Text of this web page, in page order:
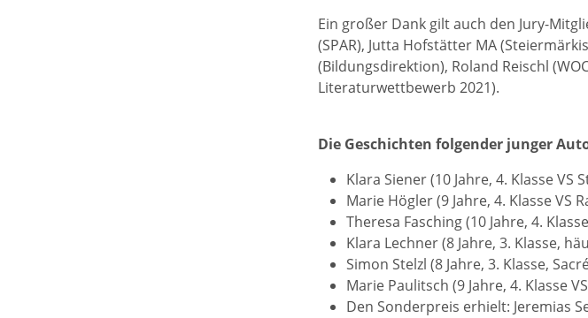
Ein großer Dank gilt auch den Jury-
(SPAR), Jutta Hofstätter MA
(Bildungsdirektion), Roland Reischl
Literaturwettbewerb 2021).
Die Geschichten folgender junger
Klara Siener (10 Jahre, 4. Klasse VS
Marie Högler (9 Jahre, 4. Klasse VS
Theresa Fasching (10 Jahre, 4.
Klara Lechner (8 Jahre, 3. Klasse,
Simon Stelzl (8 Jahre, 3. Klasse,
Marie Paulitsch (9 Jahre, 4. Klasse
Den Sonderpreis erhielt: Jeremias